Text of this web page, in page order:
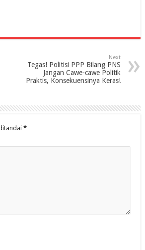
Next
Tegas! Politisi PPP Bilang PNS
Jangan Cawe-cawe Politik
Praktis, Konsekuensinya Keras!
*